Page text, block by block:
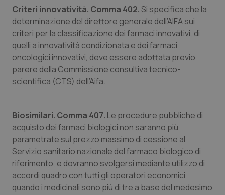
Criteri innovatività. Comma 402.Si specifica che la
determinazione del direttore generale dell’AIFA sui
criteri per la classificazione dei farmaci innovativi, di
quelli a innovatività condizionata e dei farmaci
oncologici innovativi, deve essere adottata previo
parere della Commissione consultiva tecnico-
scientifica (CTS) dell’Aifa.
Biosimilari. Comma 407. Le procedure pubbliche di
acquisto dei farmaci biologici non saranno più
parametrate sul prezzo massimo di cessione al
Servizio sanitario nazionale del farmaco biologico di
riferimento, e dovranno svolgersi mediante utilizzo di
accordi quadro con tutti gli operatori economici
quando i medicinali sono più di tre a base del medesimo
PHP.net
www.quotidianosanita.it